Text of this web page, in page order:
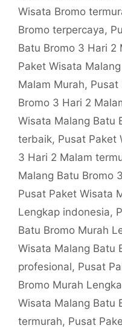
Wisata Bromo
Bromo terpercaya,
Batu Bromo 3 Hari 2
Paket Wisata
Malam Murah, Pusat
Bromo 3 Hari 2
Wisata Malang Batu
terbaik, Pusat Paket
3 Hari 2 Malam
Malang Batu Bromo
Pusat Paket Wisata
Lengkap indonesia,
Batu Bromo Murah
Wisata Malang Batu
profesional, Pusat
Bromo Murah
Wisata Malang Batu
termurah, Pusat